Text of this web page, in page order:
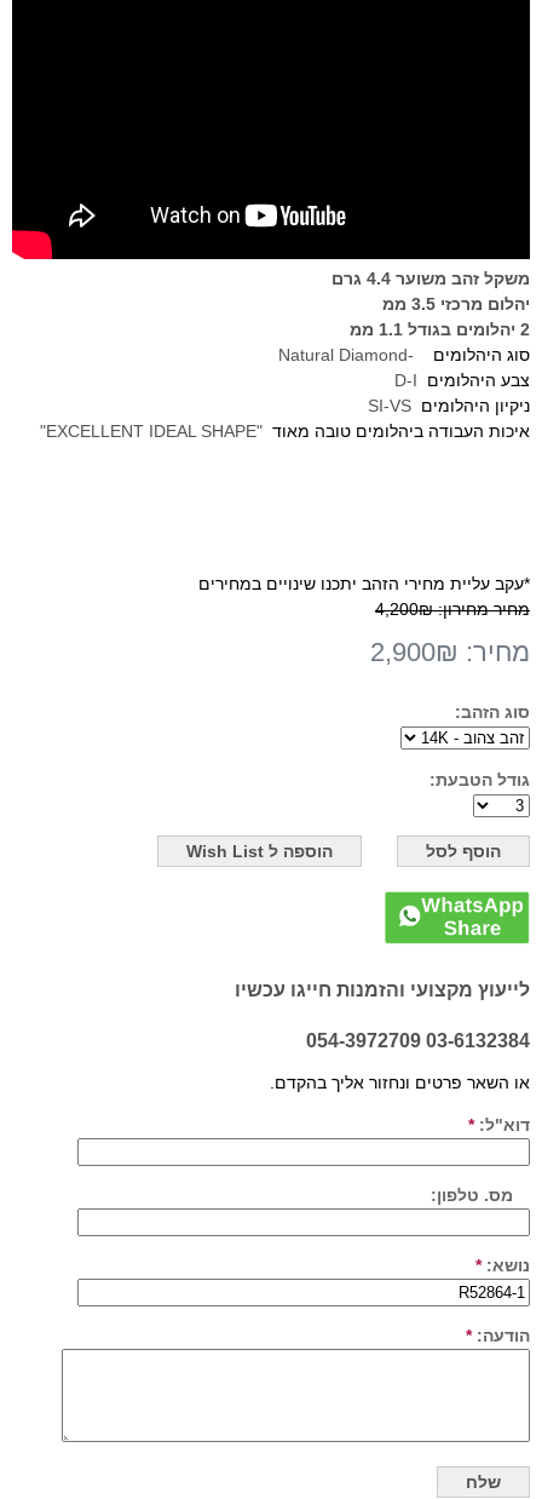
משקל זהב משוער 4.4
גרם
יהלום מרכזי 3.5 ממ
2 יהלומים בגודל 1.1
ממ
סוג היהלומים
Natural Diamond-
צבע היהלומים D-I
ניקיון היהלומים SI-VS
איכות העבודה ביהלומים טובה מאוד "EXCELLENT IDEAL SHAPE"
*עקב עליית מחירי הזהב יתכנו שינויים במחירים
מחיר מחירון:4,200₪
מחיר: 2,900₪
סוג הזהב:
גודל הטבעת:
לייעוץ מקצועי והזמנות חייגו עכשיו
03-6132384 054-3972709
או השאר פרטים ונחזור אליך בהקדם.
דוא"ל:*
מס. טלפון:
נושא:*
הודעה:*